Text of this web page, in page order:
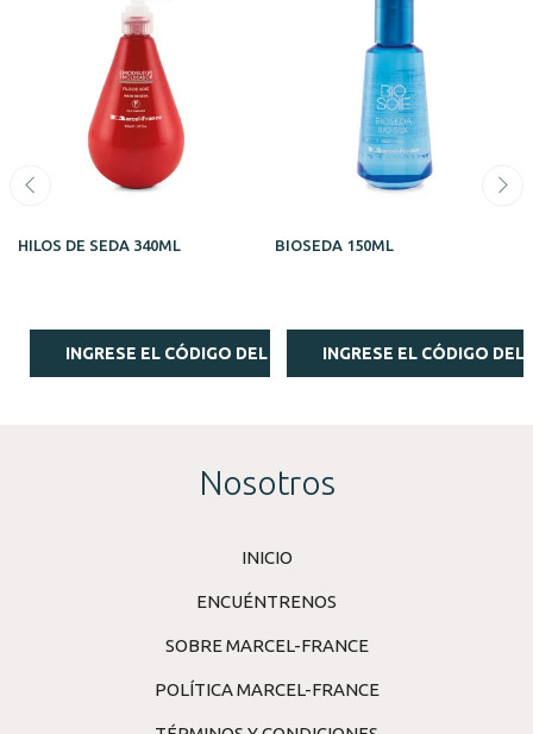
HILOS DE SEDA 340ML
INGRESE EL CÓDIGO DEL ESTILISTA
BIOSEDA 150ML
INGRESE EL CÓDIGO DEL
Nosotros
INICIO
ENCUÉNTRENOS
SOBRE MARCEL-FRANCE
POLÍTICA MARCEL-FRANCE